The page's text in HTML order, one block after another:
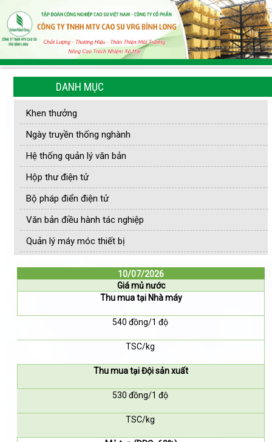
DANH MỤC
Khen thưởng
Ngày truyền thống nghành
Hệ thống quản lý văn bản
Hộp thư điện tử
Bộ pháp điển điện tử
Văn bản điều hành tác nghiệp
Quản lý máy móc thiết bị
10/07/2026
Giá mủ nước
Thu mua tại Nhà máy
540 đồng/1 độ
TSC/kg
Thu mua tại Đội sản xuất
530 đồng/1 độ
TSC/kg